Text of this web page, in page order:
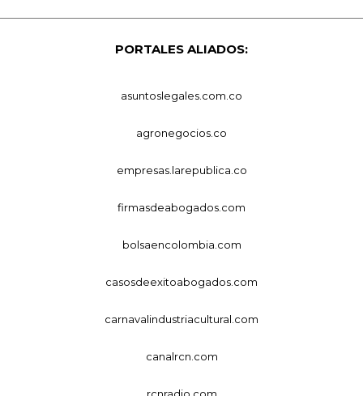
PORTALES ALIADOS:
asuntoslegales.com.co
agronegocios.co
empresas.larepublica.co
firmasdeabogados.com
bolsaencolombia.com
casosdeexitoabogados.com
carnavalindustriacultural.com
canalrcn.com
rcnradio.com